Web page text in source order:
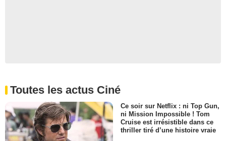
Toutes les actus Ciné
Ce soir sur Netflix : ni Top Gun,
ni Mission Impossible ! Tom
Cruise est irrésistible dans ce
thriller tiré d’une histoire vraie